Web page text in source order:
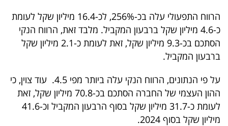
פעולה
ניוזלטרים
הרווח התפעולי עלה בכ-256%, לכ-16.4 מיליון שקל לעומת
כ-4.6 מיליון שקל ברבעון המקביל. מלבד זאת, הרווח הנקי
הסתכם בכ-9.3 מיליון שקל, זאת לעומת כ-2.1 מיליון שקל
ברבעון המקביל.
על פי הנתונים, הרווח הנקי עלה ביותר מפי 4.5. עוד צוין, כי
ההון העצמי של החברה הסתכם בכ-70.8 מיליון שקל, זאת
לעומת כ-31.7 מיליון שקל בסוף הרבעון המקביל וכ-41.6
מיליון שקל בסוף 2024.